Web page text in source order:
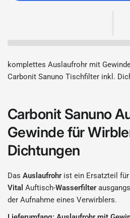
komplettes Auslaufrohr mit
Carbonit Sanuno Tischfilter inkl.
Carbonit Sanuno
Gewinde für
Dichtungen
DasAuslaufrohr ist ein Ersatzteil
VitalAuftisch-Wasserfilter
der Aufnahme eines Verwirblers.